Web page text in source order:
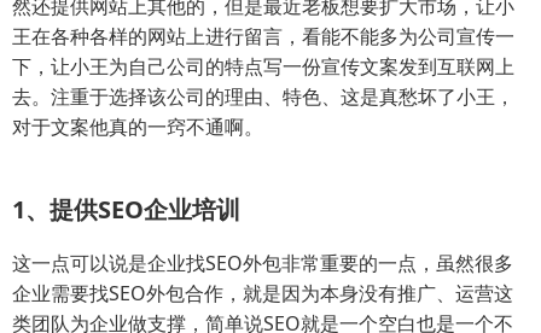
然还提供网站上其他的，但是最近老板想要扩大市场，让小
王在各种各样的网站上进行留言，看能不能多为公司宣传一
下，让小王为自己公司的特点写一份宣传文案发到互联网上
去。注重于选择该公司的理由、特色、这是真愁坏了小王，
对于文案他真的一窍不通啊。
1、提供SEO企业培训
这一点可以说是企业找SEO外包非常重要的一点，虽然很多
企业需要找SEO外包合作，就是因为本身没有推广、运营这
类团队为企业做支撑，简单说SEO就是一个空白也是一个不